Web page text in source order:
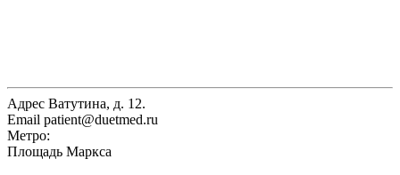
Адрес Ватутина, д. 12.
Email patient@duetmed.ru
Метро:
Площадь Маркса